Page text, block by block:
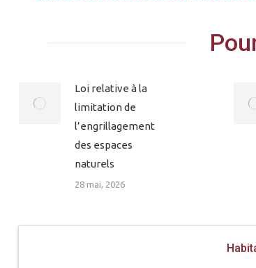
Loi relative à la
limitation de
l’engrillagement
des espaces
naturels
28 mai, 2026